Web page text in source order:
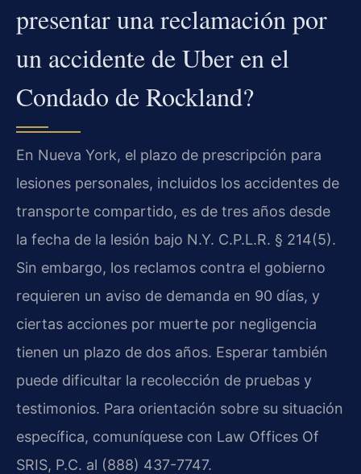
presentar una reclamación por
un accidente de Uber en el
Condado de Rockland?
En Nueva York, el plazo de prescripción para
lesiones personales, incluidos los accidentes de
transporte compartido, es de tres años desde
la fecha de la lesión bajo N.Y. C.P.L.R. § 214(5).
Sin embargo, los reclamos contra el gobierno
requieren un aviso de demanda en 90 días, y
ciertas acciones por muerte por negligencia
tienen un plazo de dos años. Esperar también
puede dificultar la recolección de pruebas y
testimonios. Para orientación sobre su situación
específica, comuníquese con Law Offices Of
SRIS, P.C. al (888) 437-7747.